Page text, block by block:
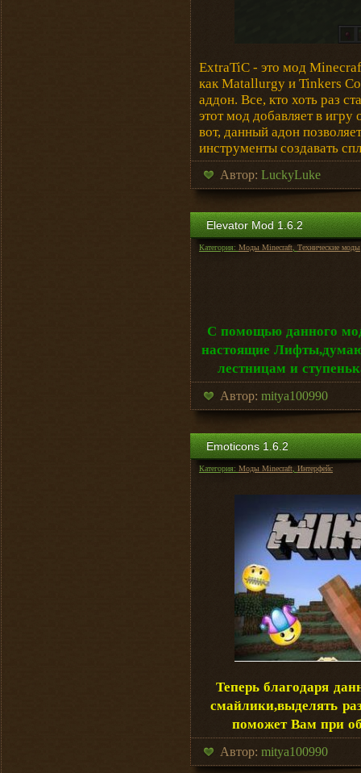
ExtraTiC - это мод
как Matallurgy и Tinkers
аддон. Все, кто хоть раз
этот мод добавляет в игру
вот, данный адон
инструменты создавать
Автор: LuckyLuke
Elevator Mod 1.6.2
Категория: Моды Minecraft Технические моды
С помощью данного
настоящие Лифты,думаю
лестницам и
Автор: mitya100990
Emoticons 1.6.2
Категория: Моды Minecraft Интерфейс
Теперь благодаря
смайлики,выделять
поможет Вам при
Автор: mitya100990